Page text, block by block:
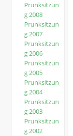
Prunksitzun
g 2008
Prunksitzun
g 2007
Prunksitzun
g 2006
Prunksitzun
g 2005
Prunksitzun
g 2004
Prunksitzun
g 2003
Prunksitzun
g 2002